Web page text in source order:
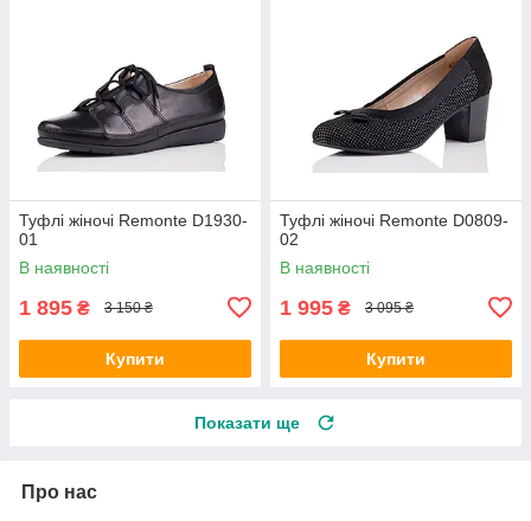
Туфлі жіночі Remonte D1930-
01
В наявності
1 895 ₴ 3 150 ₴
Купити
Туфлі жіночі Remonte D0809-
02
В наявності
1 995 ₴ 3 095 ₴
Купити
Показати ще
Про нас